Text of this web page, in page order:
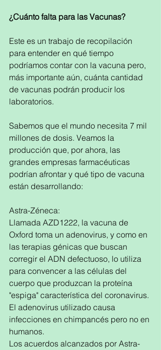
¿Cuánto falta para las Vacunas?
Este es un trabajo de recopilación
para entender en qué tiempo
podríamos contar con la vacuna pero,
más importante aún, cuánta cantidad
de vacunas podrán producir los
laboratorios.
Sabemos que el mundo necesita 7 mil
millones de dosis. Veamos la
producción que, por ahora, las
grandes empresas farmacéuticas
podrían afrontar y qué tipo de vacuna
están desarrollando:
Astra-Zéneca:
Llamada AZD1222, la vacuna de
Oxford toma un adenovirus, y como en
las terapias génicas que buscan
corregir el ADN defectuoso, lo utiliza
para convencer a las células del
cuerpo que produzcan la proteína
"espiga" característica del coronavirus.
El adenovirus utilizado causa
infecciones en chimpancés pero no en
humanos.
Los acuerdos alcanzados por Astra-